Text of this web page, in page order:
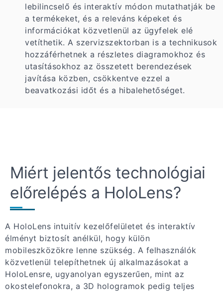
lebilincselő és interaktív módon mutathatják be
a termékeket, és a releváns képeket és
információkat közvetlenül az ügyfelek elé
vetíthetik. A szervizszektorban is a technikusok
hozzáférhetnek a részletes diagramokhoz és
utasításokhoz az összetett berendezések
javítása közben, csökkentve ezzel a
beavatkozási időt és a hibalehetőséget.
Miért jelentős technológiai
előrelépés a HoloLens?
A HoloLens intuitív kezelőfelületet és interaktív
élményt biztosít anélkül, hogy külön
mobileszközökre lenne szükség. A felhasználók
közvetlenül telepíthetnek új alkalmazásokat a
HoloLensre, ugyanolyan egyszerűen, mint az
okostelefonokra, a 3D hologramok pedig teljes